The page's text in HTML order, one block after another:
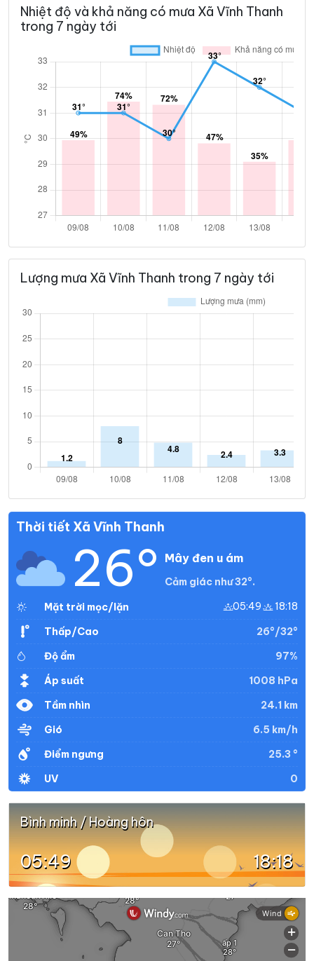
Nhiệt độ và khả năng có mưa Xã Vĩnh Thanh
trong 7 ngày tới
Lượng mưa Xã Vĩnh Thanh trong 7 ngày tới
Thời tiết Xã Vĩnh Thanh
26° Mây đen u ám
Cảm giác như 32°.
Mặt trời mọc/lặn
05:49 18:18
Thấp/Cao
26°/32°
Độ ẩm
97%
Áp suất
1008 hPa
Tầm nhìn
24.1 km
Gió
6.5 km/h
Điểm ngưng
25.3 °
UV
0
Bình minh / Hoàng hôn
05:49 18:18